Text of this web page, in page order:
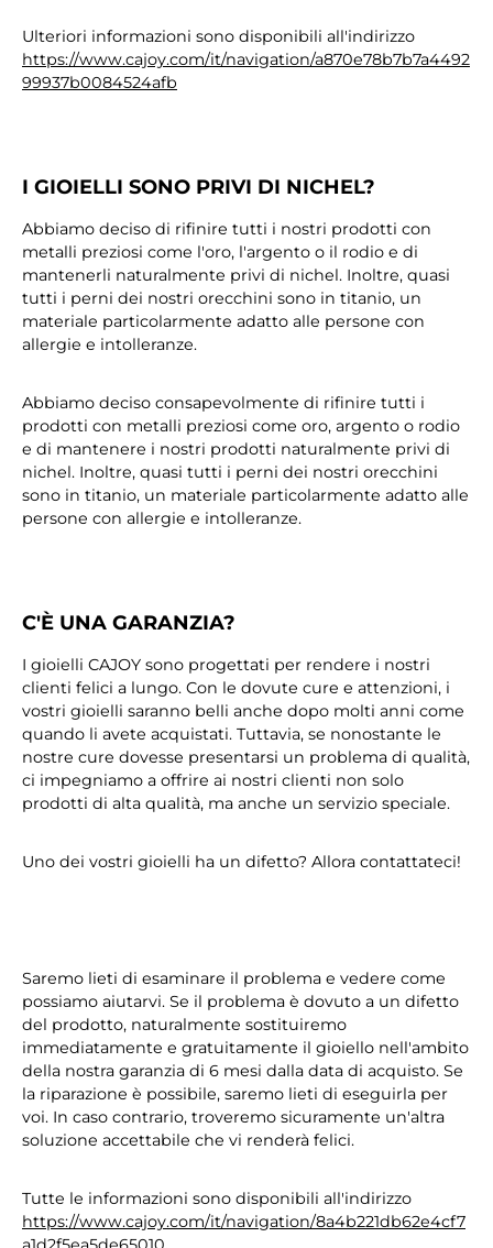
Ulteriori informazioni sono disponibili all'indirizzo
https://www.cajoy.com/it/navigation/a870e78b7b7a4492
99937b0084524afb
I GIOIELLI SONO PRIVI DI NICHEL?
Abbiamo deciso di rifinire tutti i nostri prodotti con
metalli preziosi come l'oro, l'argento o il rodio e di
mantenerli naturalmente privi di nichel. Inoltre, quasi
tutti i perni dei nostri orecchini sono in titanio, un
materiale particolarmente adatto alle persone con
allergie e intolleranze.
Abbiamo deciso consapevolmente di rifinire tutti i
prodotti con metalli preziosi come oro, argento o rodio
e di mantenere i nostri prodotti naturalmente privi di
nichel. Inoltre, quasi tutti i perni dei nostri orecchini
sono in titanio, un materiale particolarmente adatto alle
persone con allergie e intolleranze.
C'È UNA GARANZIA?
I gioielli CAJOY sono progettati per rendere i nostri
clienti felici a lungo. Con le dovute cure e attenzioni, i
vostri gioielli saranno belli anche dopo molti anni come
quando li avete acquistati. Tuttavia, se nonostante le
nostre cure dovesse presentarsi un problema di qualità,
ci impegniamo a offrire ai nostri clienti non solo
prodotti di alta qualità, ma anche un servizio speciale.
Uno dei vostri gioielli ha un difetto? Allora contattateci!
Saremo lieti di esaminare il problema e vedere come
possiamo aiutarvi. Se il problema è dovuto a un difetto
del prodotto, naturalmente sostituiremo
immediatamente e gratuitamente il gioiello nell'ambito
della nostra garanzia di 6 mesi dalla data di acquisto. Se
la riparazione è possibile, saremo lieti di eseguirla per
voi. In caso contrario, troveremo sicuramente un'altra
soluzione accettabile che vi renderà felici.
Tutte le informazioni sono disponibili all'indirizzo
https://www.cajoy.com/it/navigation/8a4b221db62e4cf7